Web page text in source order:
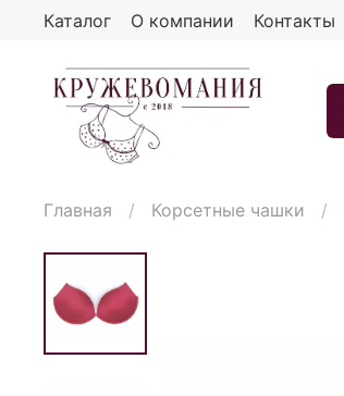
Каталог О компании Контакты
Главная Корсетные чашки